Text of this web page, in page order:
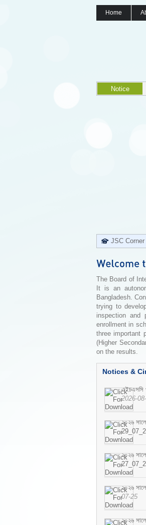
Home
Notice
JSC Corner
The Board of
It is an
Bangladesh.
trying to
inspection and
enrollment in
three important
(Higher
on the results.
Notices &
এইচএসসি
2026-
২০২৬
২০২৬
২০২৬
07-25
২০২৬